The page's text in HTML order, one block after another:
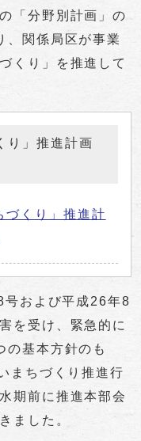
「分野別計画」の
、関係局区が事業
くり」を推進して
り」推進計画
づくり」推進計
および平成26年8
を受け、緊急的に
の基本方針のも
まちづくり推進行
期前に推進本部会
ました。